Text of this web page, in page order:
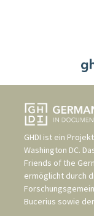
GHDI ist ein
Washington DC.
Friends of the
ermöglicht durch
Bucerius sowie der